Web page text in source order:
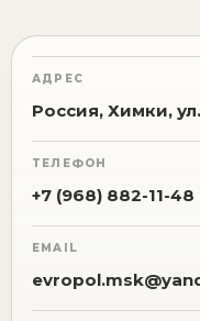
АДРЕС
Россия, Химки,
ТЕЛЕФОН
+7 (968) 882-11-48
EMAIL